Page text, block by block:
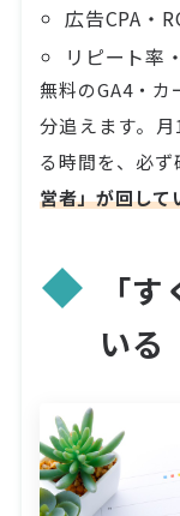
広告CPA・
リピート率
無料のGA4・
分追えます。
る時間を、必ず
営者」が回して
「
いる